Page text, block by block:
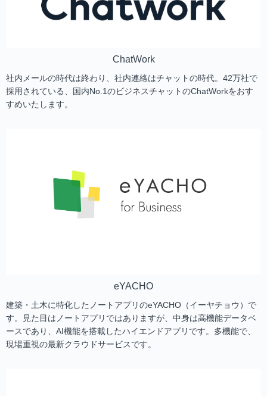
ChatWork
社内メールの時代は終わり、社内連絡はチャットの時代。42万社で
採用されている、国内No.1のビジネスチャットのChatWorkをおす
すめいたします。
eYACHO
建築・土木に特化したノートアプリのeYACHO（イーヤチョウ）で
す。見た目はノートアプリではありますが、中身は高機能データベ
ースであり、AI機能を搭載したハイエンドアプリです。多機能で、
現場重視の最新クラウドサービスです。